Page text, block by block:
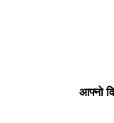
आफ्नो